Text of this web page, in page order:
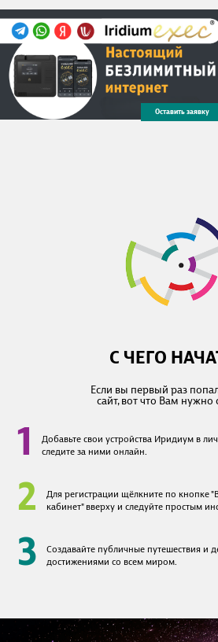
Оставить заявку
С ЧЕГО
Если вы первый раз
сайт, вот что Вам нужно
1
Добавьте свои устройства Иридиум в
следите за ними онлайн.
2
Для регистрации щёлкните по кнопке
кабинет" вверху и следуйте простым
3
Создавайте публичные путешествия и
достижениями со всем миром.